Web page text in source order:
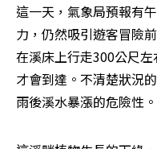
這一天，氣象局預報有
力，仍然吸引遊客冒險
在溪床上行走300公尺左
才會到達。不清楚狀況
雨後溪水暴漲的危險性。